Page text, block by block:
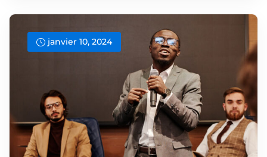
janvier 10, 2024